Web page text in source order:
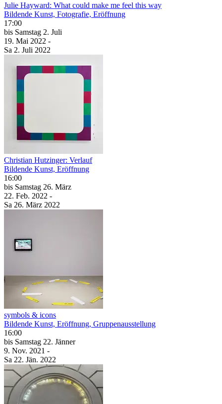
Julie Hayward: What could make me feel this way
Bildende Kunst, Fotografie, Eröffnung
17:00
bis Samstag 2. Juli
19. Mai 2022 -
Sa 2. Juli 2022
Christian Hutzinger: Verlauf
Bildende Kunst, Eröffnung
16:00
bis Samstag 26. März
22. Feb. 2022 -
Sa 26. März 2022
symbols & icons
Bildende Kunst, Eröffnung, Gruppenausstellung
16:00
bis Samstag 22. Jänner
9. Nov. 2021 -
Sa 22. Jän. 2022